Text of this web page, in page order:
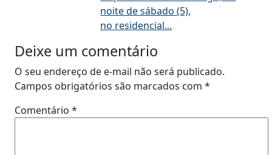
noite de sábado (5),
no residencial...
Deixe um comentário
O seu endereço de e-mail não será publicado.
Campos obrigatórios são marcados com *
Comentário *